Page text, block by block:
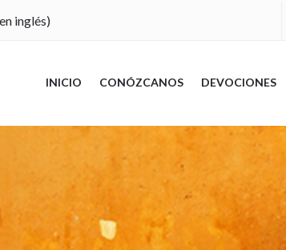
inglés)
INICIO CONÓZCANOS DEVOCIONES